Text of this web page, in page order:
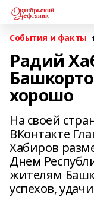
События и факты
Радий
хорошо
На своей
ВКонтакте
Хабиров
Днем
жителям
успехов,